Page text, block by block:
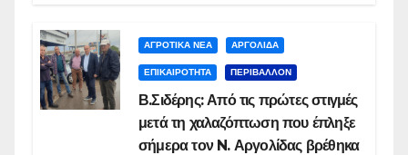
ΑΓΡΟΤΙΚΑ ΝΕΑ ΑΡΓΟΛΙΔΑ
ΕΠΙΚΑΙΡΟΤΗΤΑ ΠΕΡΙΒΑΛΛΟΝ
Β.Σιδέρης: Από τις πρώτες στιγμές
μετά τη χαλαζόπτωση που έπληξε
σήμερα τον N. Αργολίδας βρέθηκα